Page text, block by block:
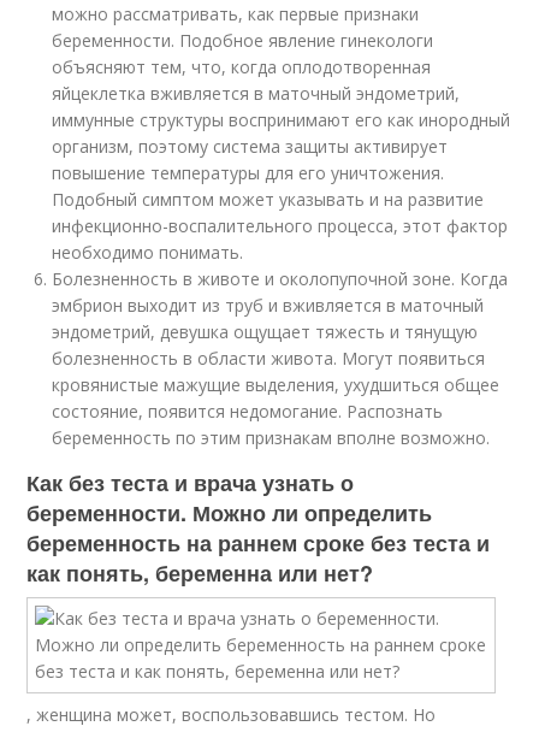
можно рассматривать, как первые признаки
беременности. Подобное явление гинекологи
объясняют тем, что, когда оплодотворенная
яйцеклетка вживляется в маточный эндометрий,
иммунные структуры воспринимают его как инородный
организм, поэтому система защиты активирует
повышение температуры для его уничтожения.
Подобный симптом может указывать и на развитие
инфекционно-воспалительного процесса, этот фактор
необходимо понимать.
Болезненность в животе и околопупочной зоне. Когда
эмбрион выходит из труб и вживляется в маточный
эндометрий, девушка ощущает тяжесть и тянущую
болезненность в области живота. Могут появиться
кровянистые мажущие выделения, ухудшиться общее
состояние, появится недомогание. Распознать
беременность по этим признакам вполне возможно.
Как без теста и врача узнать о
беременности. Можно ли определить
беременность на раннем сроке без теста и
как понять, беременна или нет?
, женщина может, воспользовавшись тестом. Но